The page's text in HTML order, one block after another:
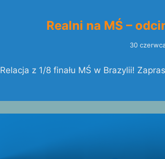
Realni na MŚ –
30
Relacja z 1/8 finału MŚ w Brazylii!